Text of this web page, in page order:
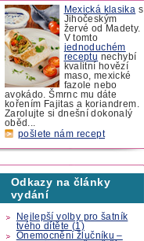
Mexická klasika s
Jihočeským
žervé od Madety.
V tomto
jednoduchém
receptu nechybí
kvalitní hovězí
maso, mexické
fazole nebo
avokádo. Šmrnc mu dáte
kořením Fajitas a koriandrem.
Zarolujte si dnešní dokonalý
oběd...
pošlete nám recept
Odkazy na články
vydání
Nejlepší volby pro šatník
tvého dítěte (1)
Onemocnění žlučníku –